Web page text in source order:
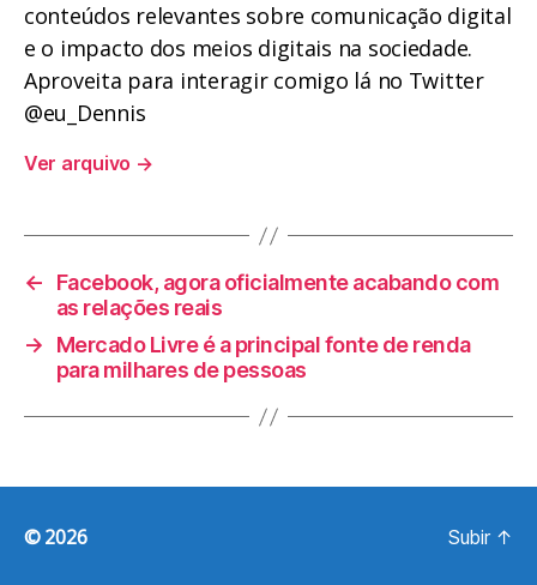
conteúdos relevantes sobre comunicação digital
e o impacto dos meios digitais na sociedade.
Aproveita para interagir comigo lá no Twitter
@eu_Dennis
Ver arquivo →
←
Facebook, agora oficialmente acabando com
as relações reais
→
Mercado Livre é a principal fonte de renda
para milhares de pessoas
© 2026 Subir ↑